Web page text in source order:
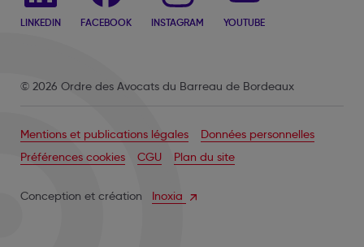
LINKEDIN FACEBOOK INSTAGRAM YOUTUBE
© 2026 Ordre des Avocats du Barreau de Bordeaux
Mentions et publications légales
Données personnelles
Préférences cookies
CGU Plan du site
Conception et création Inoxia